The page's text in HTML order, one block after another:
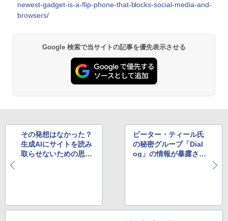
newest-gadget-is-a-flip-phone-that-blocks-social-media-and-
browsers/
Google 検索で当サイトの記事を優先表示させる
その発想はなかった？
生成AIにサイトを読み
取らせないための思わ
ピーター・ティール氏
の秘密グループ「Dial
og」の情報が暴露さ